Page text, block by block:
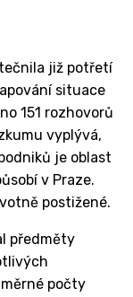
již potřetí
situace
151 rozhovorů
vyplývá,
je oblast
v Praze.
postižené.
předměty
počty